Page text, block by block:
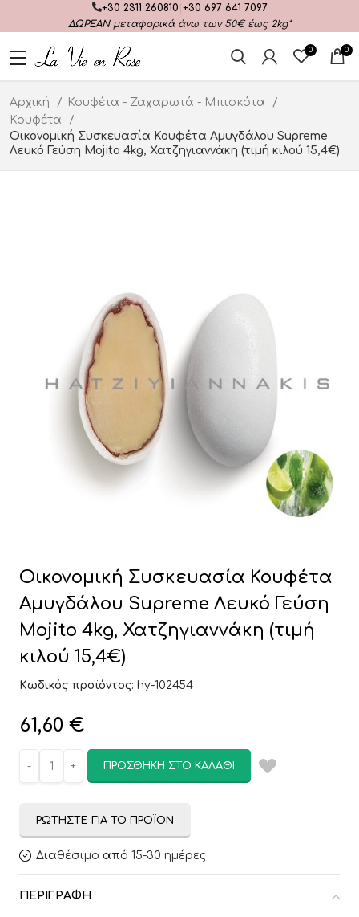
+30 2311 260810 +30 697 641 7097
ΔΩΡΕΑΝμεταφορικά άνω των 50€ έως 2kg*
0 0
Αρχική
Κουφέτα - Ζαχαρωτά - Μπισκότα
Κουφέτα
Οικονομική Συσκευασία Κουφέτα Αμυγδάλου Supreme
Λευκό Γεύση Mojito 4kg, Χατζηγιαννάκη (τιμή κιλού 15,4€)
Οικονομική Συσκευασία Κουφέτα
Αμυγδάλου Supreme Λευκό Γεύση
Mojito 4kg, Χατζηγιαννάκη (τιμή
κιλού 15,4€)
Κωδικός προϊόντος: hy-102454
61,60 €
ΠΡΟΣΘΉΚΗ ΣΤΟ ΚΑΛΆΘΙ
ΡΩΤΉΣΤΕ ΓΙΑ ΤΟ ΠΡΟΪΌΝ
Διαθέσιμο από 15-30 ημέρες
ΠΕΡΙΓΡΑΦΉ